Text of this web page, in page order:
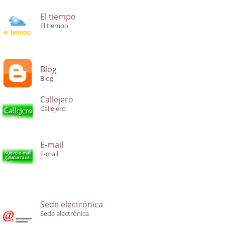
El tiempo
El tiempo
Blog
Blog
Callejero
Callejero
E-mail
E-mail
Sede electrónica
Sede electrónica